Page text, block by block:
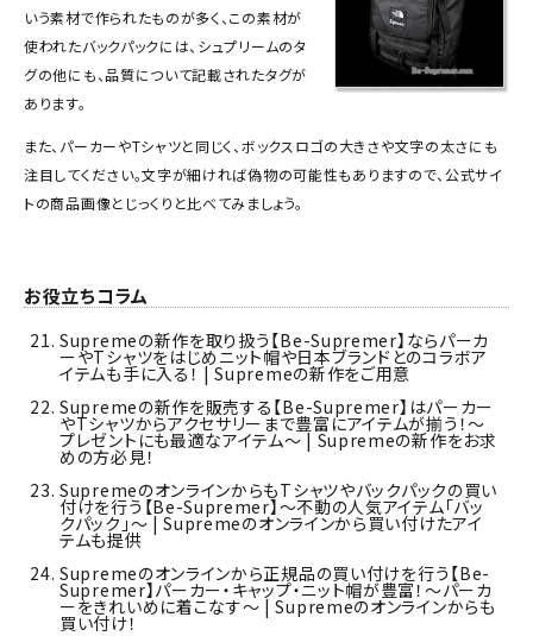
いう素材で作られたものが多く、この素材が
使われたバックパックには、シュプリームのタ
グの他にも、品質について記載されたタグが
あります。
また、パーカーやTシャツと同じく、ボックスロゴの大きさや文字の太さにも
注目してください。文字が細ければ偽物の可能性もありますので、公式サイ
トの商品画像とじっくりと比べてみましょう。
お役立ちコラム
Supremeの新作を取り扱う【Be-Supremer】ならパーカ
ーやTシャツをはじめニット帽や日本ブランドとのコラボア
イテムも手に入る！ | Supremeの新作をご用意
Supremeの新作を販売する【Be-Supremer】はパーカー
やTシャツからアクセサリーまで豊富にアイテムが揃う！～
プレゼントにも最適なアイテム～ | Supremeの新作をお求
めの方必見！
SupremeのオンラインからもTシャツやバックパックの買い
付けを行う【Be-Supremer】～不動の人気アイテム「バッ
クパック」～ | Supremeのオンラインから買い付けたアイ
テムも提供
Supremeのオンラインから正規品の買い付けを行う【Be-
Supremer】パーカー・キャップ・ニット帽が豊富！～パーカ
ーをきれいめに着こなす～ | Supremeのオンラインからも
買い付け！